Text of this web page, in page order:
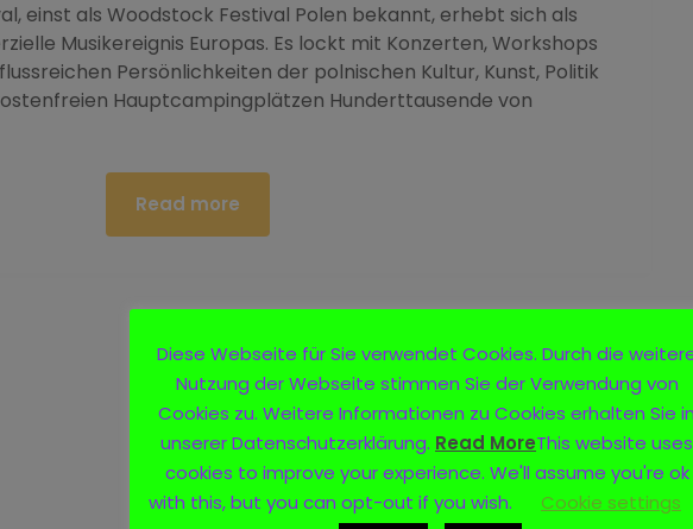
einst als Woodstock Festival Polen bekannt, erhebt sich als
Musikereignis Europas. Es lockt mit Konzerten, Workshops
Persönlichkeiten der polnischen Kultur, Kunst, Politik
Hauptcampingplätzen Hunderttausende von
Read more
Diese Webseite für Sie verwendet Cookies. Durch die
Nutzung der Webseite stimmen Sie der Verwendung von
Cookies zu. Weitere Informationen zu Cookies erhalten Sie
unserer Datenschutzerklärung. Read MoreThis website uses
cookies to improve your experience. We'll assume you're ok
with this, but you can opt-out if you wish.
Cookie settings